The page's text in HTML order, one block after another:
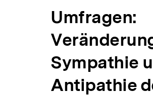
Umfragen:
Sympathie
Antipathie